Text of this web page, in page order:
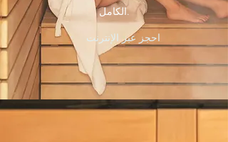
الكامل.
احجز عبر الإنترنت